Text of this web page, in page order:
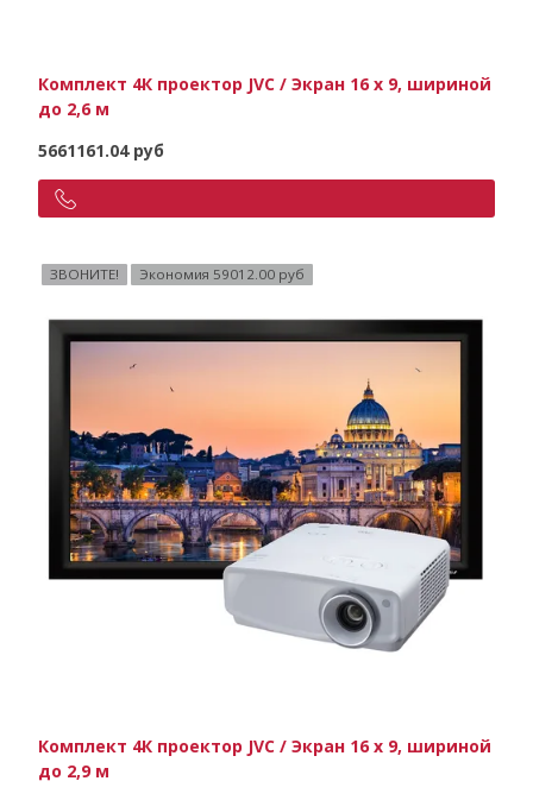
Комплект 4К проектор JVC / Экран 16 х 9, шириной
до 2,6 м
5661161.04 руб
ЗВОНИТЕ! Экономия 59012.00 руб
Комплект 4К проектор JVC / Экран 16 х 9, шириной
до 2,9 м